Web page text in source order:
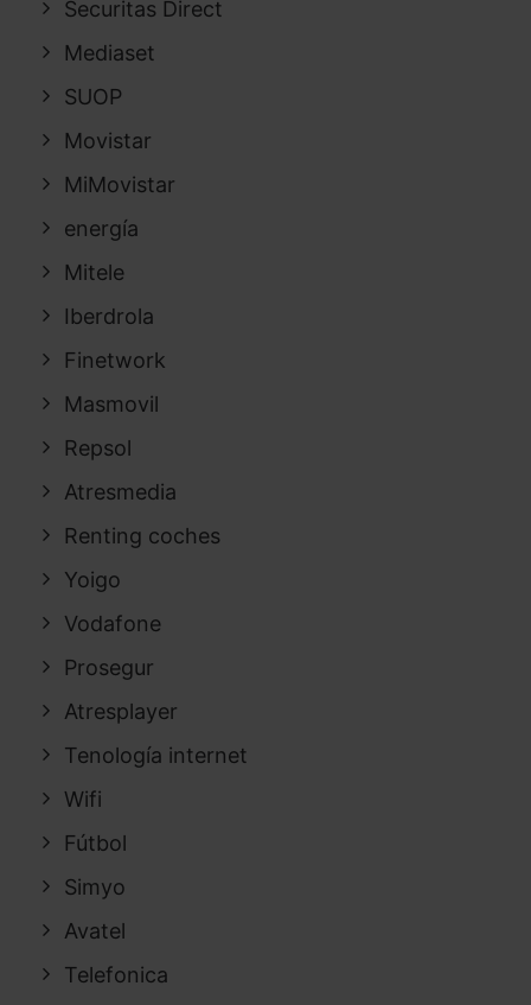
Securitas Direct
Mediaset
SUOP
Movistar
MiMovistar
energía
Mitele
Iberdrola
Finetwork
Masmovil
Repsol
Atresmedia
Renting coches
Yoigo
Vodafone
Prosegur
Atresplayer
Tenología internet
Wifi
Fútbol
Simyo
Avatel
Telefonica